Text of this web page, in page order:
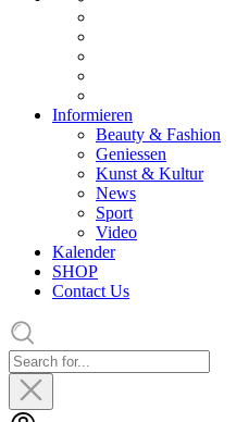
Informieren
Beauty & Fashion
Geniessen
Kunst & Kultur
News
Sport
Video
Kalender
SHOP
Contact Us